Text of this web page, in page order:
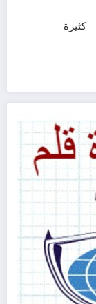
كثيرة